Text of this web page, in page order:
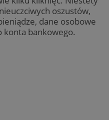
oszustów,
dane osobowe
bankowego.